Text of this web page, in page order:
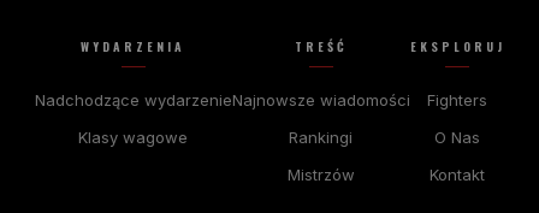
WYDARZENIA
Nadchodzące wydarzenie
Klasy wagowe
TREŚĆ
Najnowsze wiadomości
Rankingi
Mistrzów
EKSPLORUJ
Fighters
O Nas
Kontakt